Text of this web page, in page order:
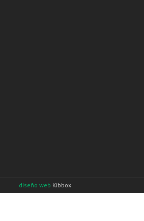
diseño web Kibbox